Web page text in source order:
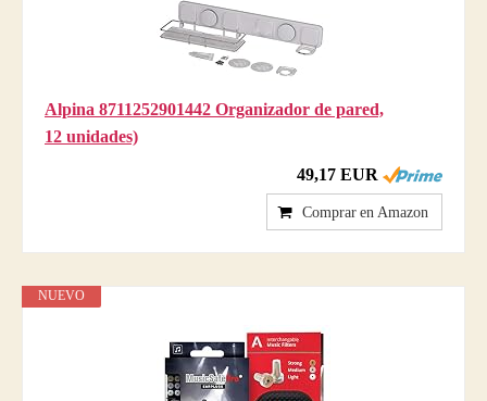
Alpina 8711252901442 Organizador de pared,
12 unidades)
49,17 EUR
Comprar en Amazon
NUEVO